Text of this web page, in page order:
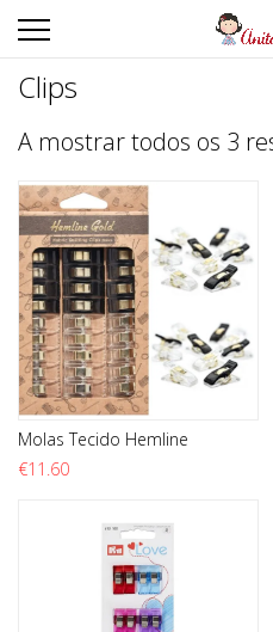
Clips
A mostrar todos os 3
Molas Tecido Hemline
€11.60